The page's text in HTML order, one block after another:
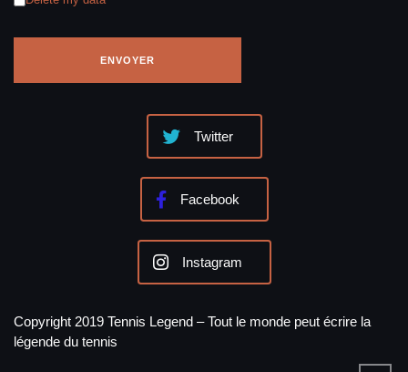
Twitter
Facebook
Instagram
Copyright 2019 Tennis Legend – Tout le monde peut écrire la
légende du tennis